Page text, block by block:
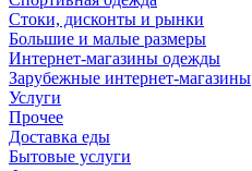
Стоки, дисконты и рынки
Большие и малые размеры
Интернет-магазины одежды
Зарубежные интернет-магазины
Услуги
Прочее
Доставка еды
Бытовые услуги